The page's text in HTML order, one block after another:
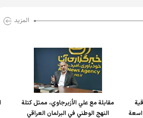
المزید
مقابلة مع علي الأزبرجاوي، ممثل كتلة
النهج الوطني في البرلمان العراقي
العراق